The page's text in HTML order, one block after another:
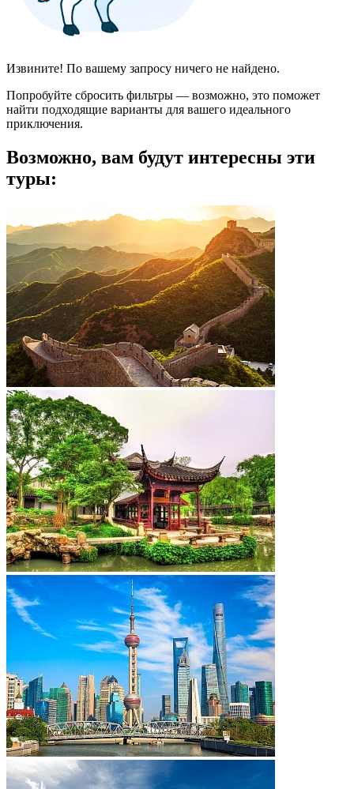
Извините! По вашему запросу ничего не найдено.
Попробуйте сбросить фильтры — возможно, это поможет
найти подходящие варианты для вашего идеального
приключения.
Возможно, вам будут интересны эти
туры: